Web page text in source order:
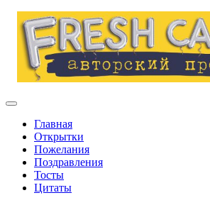
Главная
Открытки
Пожелания
Поздравления
Тосты
Цитаты